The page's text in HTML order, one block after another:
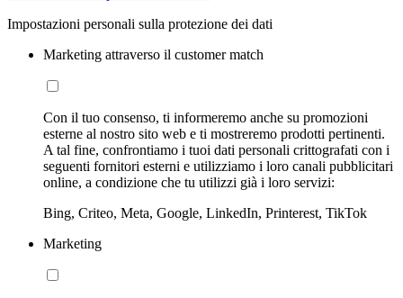
Impostazioni personali sulla protezione dei dati
Marketing attraverso il customer match
Con il tuo consenso, ti informeremo anche su promozioni
esterne al nostro sito web e ti mostreremo prodotti pertinenti.
A tal fine, confrontiamo i tuoi dati personali crittografati con i
seguenti fornitori esterni e utilizziamo i loro canali pubblicitari
online, a condizione che tu utilizzi già i loro servizi:
Bing, Criteo, Meta, Google, LinkedIn, Printerest, TikTok
Marketing